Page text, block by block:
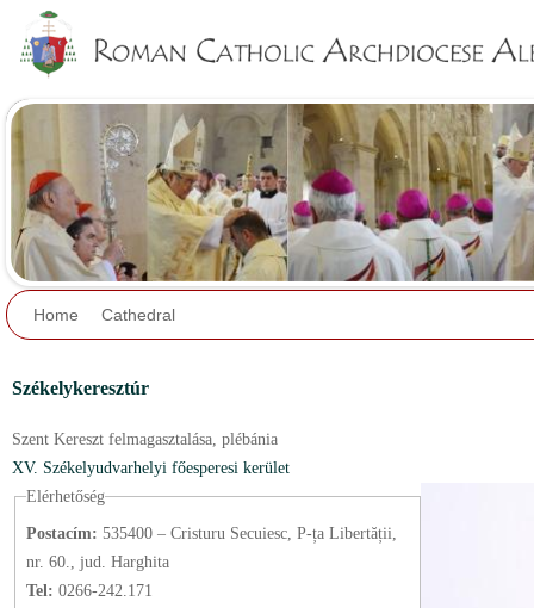
Home Cathedral
Székelykeresztúr
Szent Kereszt felmagasztalása, plébánia
XV. Székelyudvarhelyi főesperesi kerület
Elérhetőség
Postacím: 535400 – Cristuru Secuiesc, P-ța Libertății,
nr. 60., jud. Harghita
Tel: 0266-242.171